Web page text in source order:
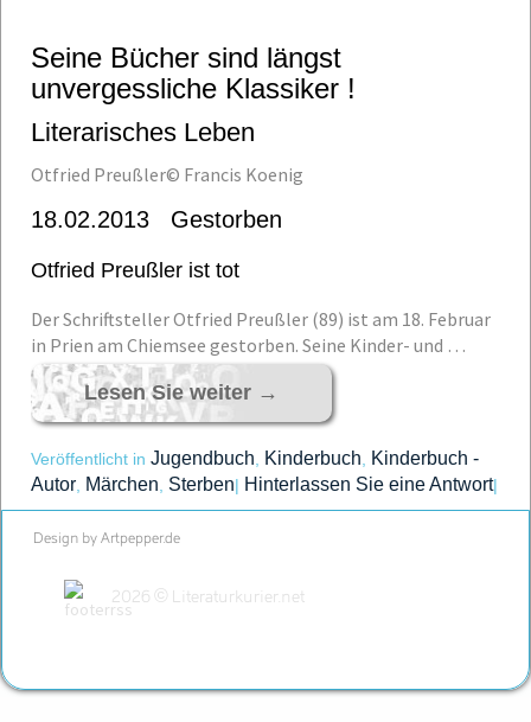
Seine Bücher sind längst
unvergessliche Klassiker !
Literarisches Leben
Otfried Preußler© Francis Koenig
18.02.2013 Gestorben
Otfried Preußler ist tot
Der Schriftsteller Otfried Preußler (89) ist am 18. Februar
in Prien am Chiemsee gestorben. Seine Kinder- und …
Lesen Sie weiter →
Veröffentlicht in Jugendbuch Kinderbuch
Kinderbuch -
Autor Märchen Sterben| Hinterlassen Sie eine Antwort|
2026 © Literaturkurier.net
Design by Artpepper.de